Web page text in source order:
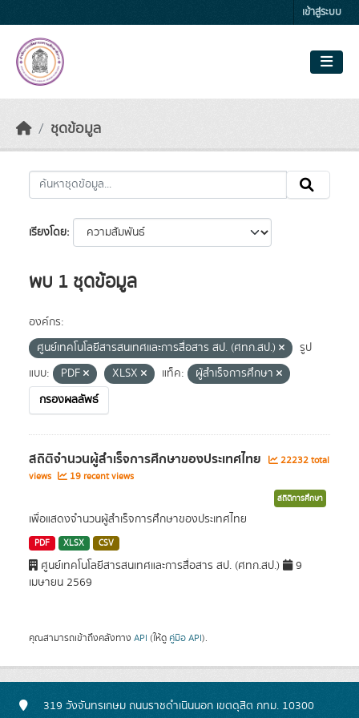
เข้าสู่ระบบ
ชุดข้อมูล
เรียงโดย
พบ 1 ชุดข้อมูล
องค์กร:
ศูนย์เทคโนโลยีสารสนเทศและการสื่อสาร สป. (ศทก.สป.)
รูป
แบบ:
PDF XLSX แท็ค:
ผู้สำเร็จการศึกษา
กรองผลลัพธ์
สถิติจำนวนผู้สำเร็จการศึกษาของประเทศไทย
22232 total
views
19 recent views
สถิติการศึกษา
เพื่อแสดงจำนวนผู้สำเร็จการศึกษาของประเทศไทย
PDF XLSX CSV
ศูนย์เทคโนโลยีสารสนเทศและการสื่อสาร สป. (ศทก.สป.)
9
เมษายน 2569
คุณสามารถเข้าถึงคลังทาง API (ให้ดู คู่มือ API).
319 วังจันทรเกษม ถนนราชดำเนินนอก เขตดุสิต กทม. 10300